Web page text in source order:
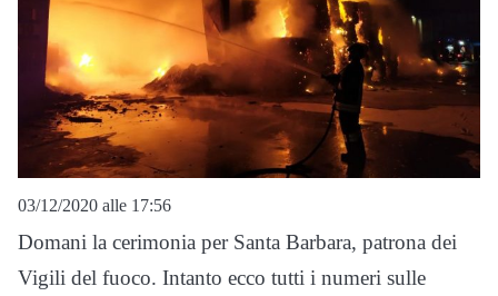
03/12/2020 alle 17:56
Domani la cerimonia per Santa Barbara, patrona dei
Vigili del fuoco. Intanto ecco tutti i numeri sulle